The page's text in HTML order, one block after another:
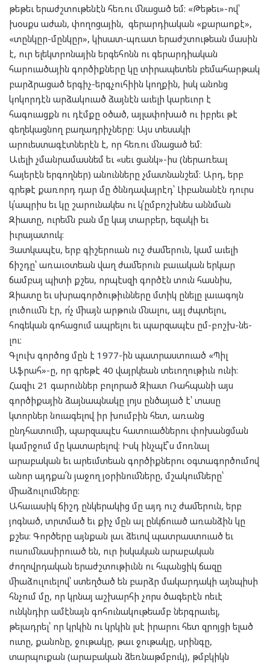
թեթեւ երաժշտութենէն հեռու մնացած եմ: «Թեթեւ»-ով՝
խօսքս աժան, փողոցային, գերարդիական «քարաոքէ»,
«տընկըր-մընկըր», կիսատ-պռատ երաժշտութեան մասին
է, ուր ելեկտրոնային երգեհոնն ու գերարդիական
հարուածային գործիքները կը տիրապետեն բեմահարթակ
բարձրացած երգիչ-երգչուհիին կողքին, իսկ անոնց
կոկորդէն արձակուած ձայնէն աւելի կարեւոր է
հագուացքն ու դէմքը օծած, այլափոխած ու իբրեւ թէ
գեղեկացնող բաղադրիչները։ Այս տեսակի
արուեստագէտներէն է, որ հեռու մնացած եմ։
Աւելի չմանրամասնեմ եւ «սեւ ցանկ»-իս (ներառեալ
հայերէն երգողներ) անունները չմատնանշեմ։ Արդ, երբ
գրեթէ քառորդ դար մը ծննդավայրէդ՝ Լիբանանէն դուրս
կ՛ապրիս եւ կը շարունակես ու կ՛ըմբոշխնես աննման
Զիատը, ուրեմն բան մը կայ տարբեր, եզակի եւ
իւրայատուկ։
Յատկապէս, երբ գիշերուան ուշ ժամերուն, կամ աւելի
ճիշդը՝ առաւօտեան վաղ ժամերուն բաւական երկար
ճամբայ պիտի քշես, որպէսզի գործէն տուն հասնիս,
Զիատը եւ սխրագործութիւնները մտիկ ընելը լաւագոյն
լուծոււմն էր, ո՛չ միայն արթուն մնալու, այլ ժպտելու,
հոգեկան գոհացում ապրելու եւ պարզապէս ըմ-բոշխ-նե-
լու։
Գլուխ գործոց մըն է 1977-ին պատրաստուած «Պիլ
Աֆրահ»-ը, որ գրեթէ 40 վայրկեան տեւողութիւն ունի։
Հազիւ 21 գարուններ բոլորած Զիատ Ռահպանի այս
գործիքային ձայնապնակը լոյս ընծայած է՝ տասը
կտորներ նուագելով իր խումբին հետ, առանց
ընդհատումի, պարզապէս հատուածներու փոխանցման
կամրջում մը կատարելով։ Իսկ ինչպէ՞ս մոռնալ
արաբական եւ արեւմտեան գործիքներու օգտագործումով
անոր այդքա՜ն յաջող յօրինումները, մշակումները՝
միաձուլումները:
Ահաւասիկ ճիշդ ընկերակից մը այդ ուշ ժամերուն, երբ
յոգնած, տրտմած եւ քիչ մըն ալ ընկճուած առանձին կը
քշես։ Գործերը այնքան լաւ ձեւով պատրաստուած եւ
ուսումնասիրուած են, ուր իսկական արաբական
ժողովրդական երաժշտութիւնն ու հպանցիկ ճազը
միաձուլուելով՝ ստեղծած են բարձր մակարդակի այնպիսի
հնչում մը, որ կրնայ աշխարհի չորս ծագերէն ոեւէ
ունկնդիր ամէնայն գոհունակութեամբ ներգրաւել,
թելադրել՝ որ կրկին ու կրկին լսէ իրարու հետ զրոյցի ելած
ուտը, քանոնը, ջութակը, թաւ ջութակը, սրինգը,
տարպուքան (արաբական ձեռնաթմբուկ), թմբկիկն